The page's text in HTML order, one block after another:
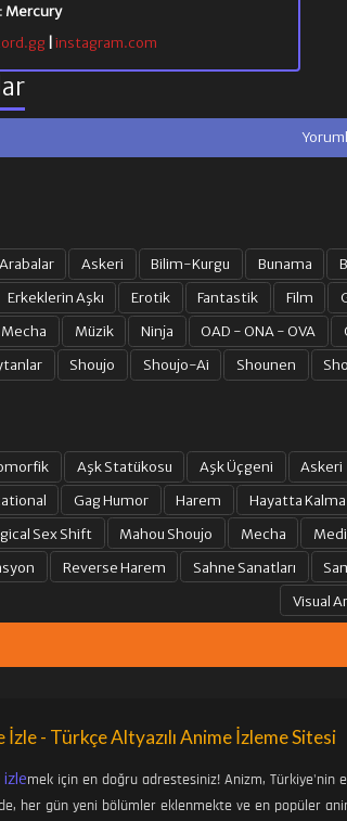
Mercury
| instagram.com
Arabalar Askeri Bilim-Kurgu Bunama
Erkeklerin Aşkı Erotik Fantastik Film
Mecha Müzik Ninja OAD - ONA - OVA
Shoujo Shoujo-Ai Shounen
Aşk Statükosu Aşk Üçgeni Askeri
Gag Humor Harem Hayatta Kalma
Sex Shift
Mahou Shoujo Mecha
Reverse Harem Sahne Sanatları
Visual
İzle - Türkçe Altyazılı Anime İzleme Sitesi
mek için en doğru adrestesiniz! Anizm, Türkiye'nin
her gün yeni bölümler eklenmekte ve en popüler